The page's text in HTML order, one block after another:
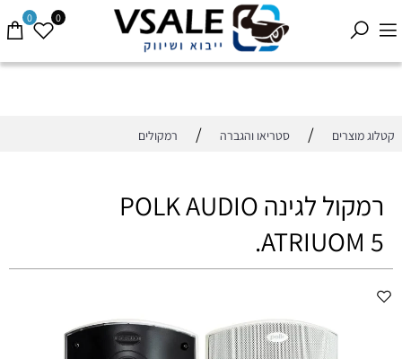
0 0
קטלוג מוצרים / סטריאו והגברה / רמקולים
רמקול לגינה POLK AUDIO
ATRIUOM 5.